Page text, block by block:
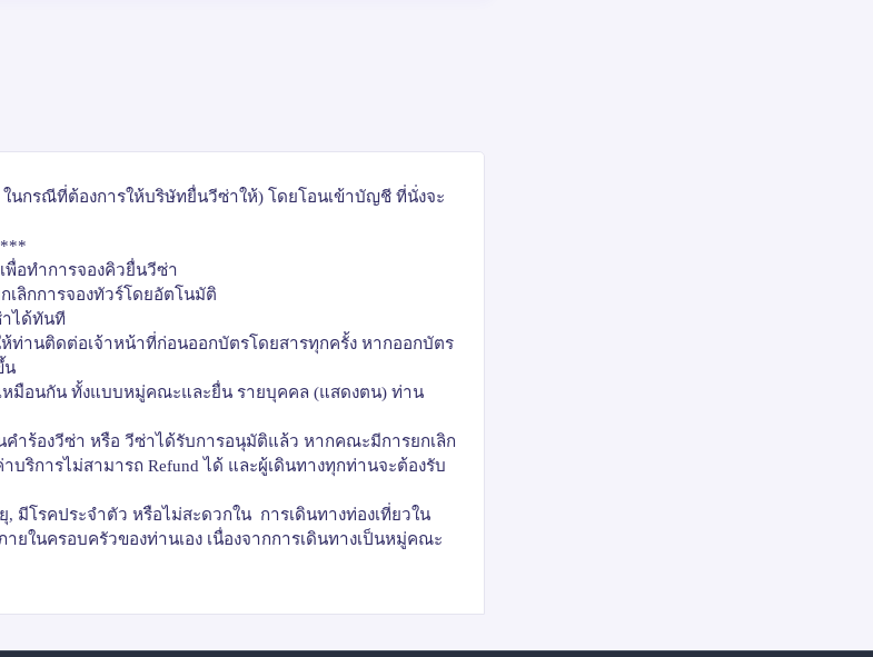
นกรณีที่ต้องการให้บริษัทยื่นวีซ่าให้) โดยโอนเข้าบัญชี ที่นั่งจะ
***
พื่อทำการจองคิวยื่นวีซ่า
ลิกการจองทัวร์โดยอัตโนมัติ
าได้ทันที
ท่านติดต่อเจ้าหน้าที่ก่อนออกบัตรโดยสารทุกครั้ง หากออกบัตร
น
หมือนกัน ทั้งแบบหมู่คณะและยื่น รายบุคคล (แสดงตน) ท่าน
ำร้องวีซ่า หรือ วีซ่าได้รับการอนุมัติแล้ว หากคณะมีการยกเลิก
บริการไม่สามารถ Refundได้ และผู้เดินทางทุกท่านจะต้องรับ
, มีโรคประจำตัว หรือไม่สะดวกใน การเดินทางท่องเที่ยวใน
ยในครอบครัวของท่านเอง เนื่องจากการเดินทางเป็นหมู่คณะ